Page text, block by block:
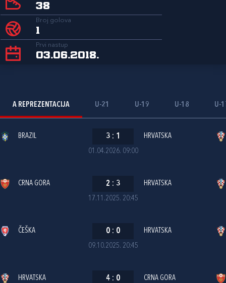
38
Broj golova
1
Prvi nastup
03.06.2018.
A REPREZENTACIJA U-21 U-19 U-18 U-
01.04.2026. 09:00
BRAZIL 3 : 1 HRVATSKA
17.11.2025. 20:45
CRNA GORA 2 : 3 HRVATSKA
09.10.2025. 20:45
ČEŠKA 0 : 0 HRVATSKA
HRVATSKA 4 : 0 CRNA GORA